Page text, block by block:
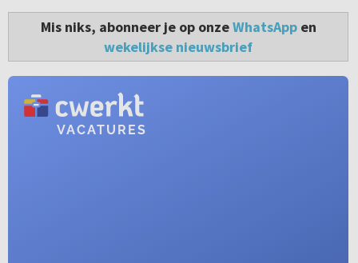
Mis niks, abonneer je op onzeWhatsAppen
wekelijkse nieuwsbrief